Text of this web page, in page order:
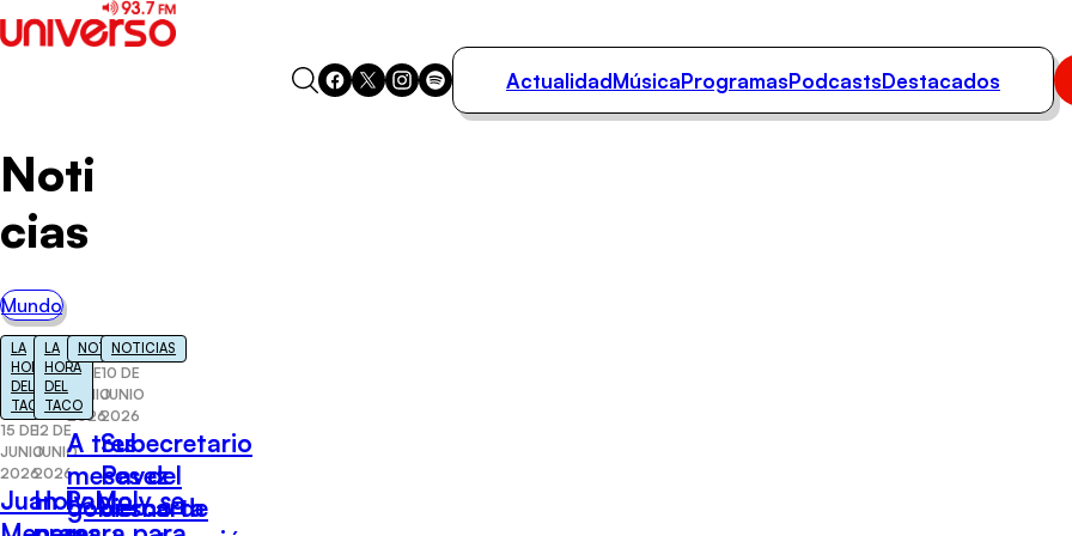
ActualidadMúsicaProgramasPodcastsDestacados
Noti
cias
Mundo
LA
HORA
DEL
TACO
15 DE
JUNIO
2026
Juan Pablo
LA
HORA
DEL
TACO
12 DE
JUNIO
2026
Holy Moly se
NOTICIAS
11 DE
JUNIO
2026
A tres
meses del
gobierno de
NOTICIAS
10 DE
JUNIO
2026
Subecretario
Pavez
descarta